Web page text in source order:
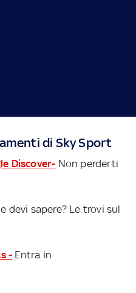
di Sky Sport
Discover- Non perderti
devi sapere? Le trovi sul
- Entra in